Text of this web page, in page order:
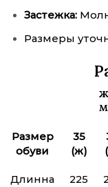
Застежка:
Размеры
ж
м
Размер
обуви
35
(ж)
Длинна
225